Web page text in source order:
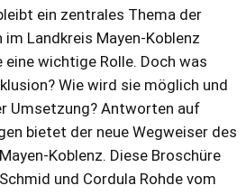
ein zentrales Thema der
Landkreis Mayen-Koblenz
eine wichtige Rolle. Doch was
Wie wird sie möglich und
Umsetzung? Antworten auf
bietet der neue Wegweiser des
Koblenz. Diese Broschüre
und Cordula Rohde vom